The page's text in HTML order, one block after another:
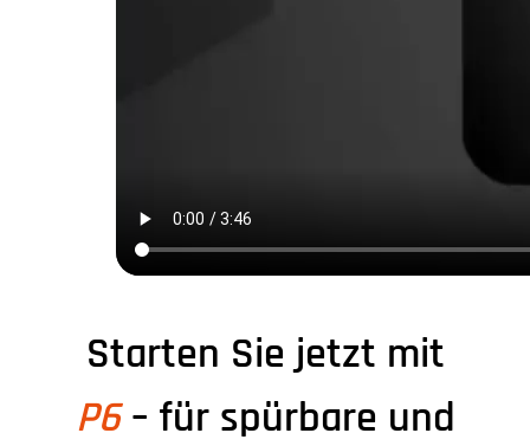
Starten Sie jetzt mit
P6– für spürbare und